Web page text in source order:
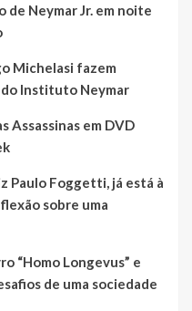
Neymar Jr. em noite
Michelasi fazem
Instituto Neymar
Assassinas em DVD
Paulo Foggetti, já está à
sobre uma
“Homo Longevus” e
de uma sociedade